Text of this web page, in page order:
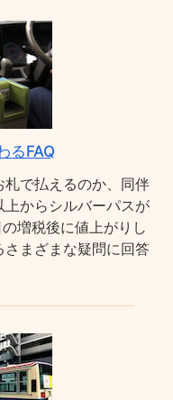
るFAQ
で払えるのか、同伴
からシルバーパスが
増税後に値上がりし
まざまな疑問に回答